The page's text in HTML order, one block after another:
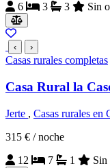
6
3 3 Sin
‹ ›
Casas rurales completas
Casa Rural la
Jerte , Casas rurales en
315 € / noche
12
7 1 Sin